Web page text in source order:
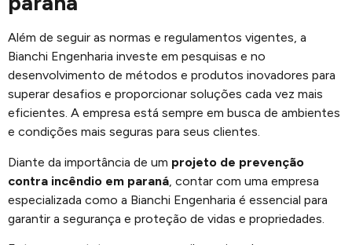
Além de seguir as normas e regulamentos vigentes, a
Bianchi Engenharia investe em pesquisas e no
desenvolvimento de métodos e produtos inovadores para
superar desafios e proporcionar soluções cada vez mais
eficientes. A empresa está sempre em busca de ambientes
e condições mais seguras para seus clientes.
Diante da importância de um projeto de prevenção
contra incêndio em paraná , contar com uma empresa
especializada como a Bianchi Engenharia é essencial para
garantir a segurança e proteção de vidas e propriedades.